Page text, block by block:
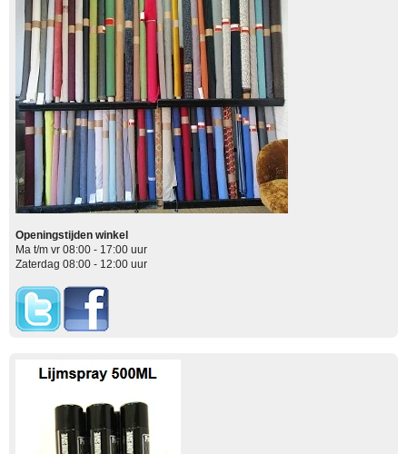
Openingstijden winkel
Ma t/m vr 08:00 - 17:00 uur
Zaterdag 08:00 - 12:00 uur